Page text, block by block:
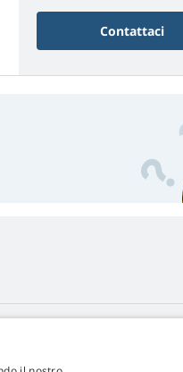
Contattaci